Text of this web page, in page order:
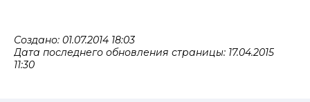
Создано: 01.07.2014 18:03
Дата последнего обновления страницы: 17.04.2015
11:30